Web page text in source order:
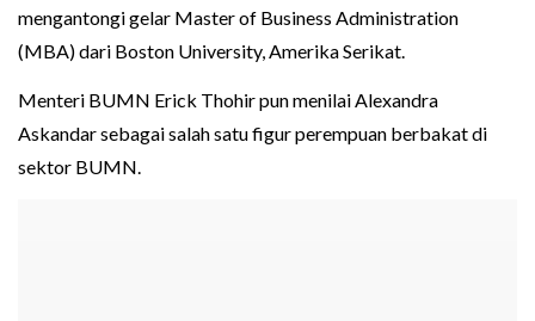
mengantongi gelar Master of Business Administration
(MBA) dari Boston University, Amerika Serikat.
Menteri BUMN Erick Thohir pun menilai Alexandra
Askandar sebagai salah satu figur perempuan berbakat di
sektor BUMN.